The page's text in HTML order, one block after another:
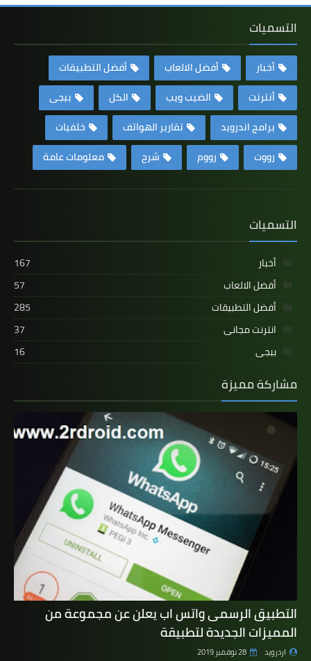
التسميات
أخبار أفضل الالعاب
أفضل التطبيقات
أنترنت
الضيب ويب الكل
ببجى
برامج اندرويد
تقارير الهواتف
خلفيات
رووت
رووم شرح معلومات عامة
التسميات
أخبار
167
أفضل الالعاب
57
أفضل التطبيقات
285
انترنت مجانى
37
ببجى
16
مشاركة مميزة
التطبيق الرسمى واتس اب يعلن عن مجموعة من
المميزات الجديدة لتطبيقة
اردرويد 28 نوفمبر 2019